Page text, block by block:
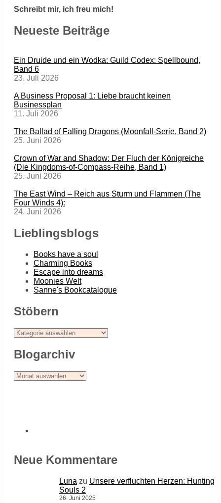
Schreibt mir, ich freu mich!
Neueste Beiträge
Ein Druide und ein Wodka: Guild Codex: Spellbound,
Band 6
23. Juli 2026
A Business Proposal 1: Liebe braucht keinen
Businessplan
11. Juli 2026
The Ballad of Falling Dragons (Moonfall-Serie, Band 2)
25. Juni 2026
Crown of War and Shadow: Der Fluch der Königreiche
(Die Kingdoms-of-Compass-Reihe, Band 1)
25. Juni 2026
The East Wind – Reich aus Sturm und Flammen (The
Four Winds 4):
24. Juni 2026
Lieblingsblogs
Books have a soul
Charming Books
Escape into dreams
Moonies Welt
Sanne's Bookcatalogue
Stöbern
Stöbern
Blogarchiv
Blogarchiv
Neue Kommentare
Luna zu Unsere verfluchten Herzen: Hunting
Souls 2
26. Juni 2025